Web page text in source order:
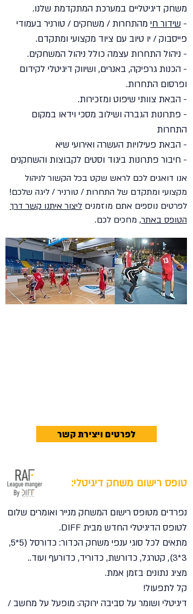
משחק דיגיטליים במערכת המתקדמת שלנו.
- שידור חי מהתחרות / משחקים / טורניר בעמודי
פייסבוק / יו טיוב עם ציוד מקצועי ומתקדם.
- ניהול התחרות עצמה כולל ניהול המשחקים.
- הכנות גרפיקה, באנרים, ושיווק דיגיטלי לקידום
ופרסום התחרות.
- הבאת צוותי שיפוט ומזכירות.
- פתרונות הגברה ושילוב מסכי וידאו במקום
התחרות
- הבאת פעילויות העשרה ואירועי שיא
- חיבור פתרונות ביגוד וסטים לקבוצות והשחקנים
אנו דואגים לכם לראש שקט בכל הקשור לניהול
מקצועי ומתקדם של התחרות / טורניר / ליגה שלכם!
לפרטים נוספים אתם מוזמנים ליצור איתנו קשר דרך
הטופס באתר, מחכים לכם.
לפרטים ויצירת קשר
טופס רישום משחק דיגיטלי:
נפרדים מטופס רישום המשחק מנייר ואומרים שלום
לטופס הדיגיטלי החדש מבית DIFF.
מתאים לכל סוגי ענפי משחק הכדור: כדורסל (5*5,
3*3), קטרגל, כדורשת, כדוריד, כדורעף ועוד..
מציג נתונים בזמן אמת.
קל לתפעול!
דיגיטלי ושומר על סביבה ירוקה: מופעל על מחשב /